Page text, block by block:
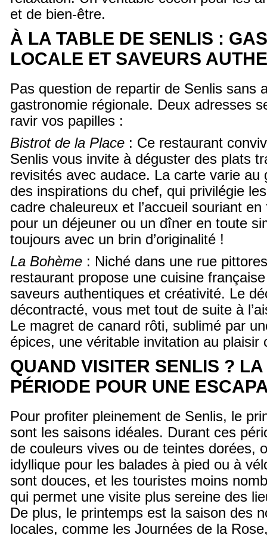
et de bien-être.
À LA TABLE DE SENLIS :
LOCALE ET SAVEURS
Pas question de repartir de Senlis sans
gastronomie régionale. Deux adresses
ravir vos papilles :
Bistrot de la Place : Ce restaurant
Senlis vous invite à déguster des plats
revisités avec audace. La carte varie au
des inspirations du chef, qui privilégie
cadre chaleureux et l’accueil souriant
pour un déjeuner ou un dîner en toute
toujours avec un brin d’originalité !
La Bohème : Niché dans une rue
restaurant propose une cuisine
saveurs authentiques et créativité. Le
décontracté, vous met tout de suite à
Le magret de canard rôti, sublimé par
épices, une véritable invitation au plaisir
QUAND VISITER SENLIS ?
PÉRIODE POUR UNE
Pour profiter pleinement de Senlis, le
sont les saisons idéales. Durant ces
de couleurs vives ou de teintes dorées,
idyllique pour les balades à pied ou à
sont douces, et les touristes moins
qui permet une visite plus sereine des
De plus, le printemps est la saison des
locales, comme les Journées de la